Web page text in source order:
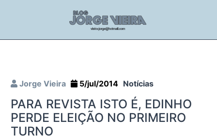
Jorge Vieira 5/jul/2014 Notícias
PARA REVISTA ISTO É, EDINHO
PERDE ELEIÇÃO NO PRIMEIRO
TURNO